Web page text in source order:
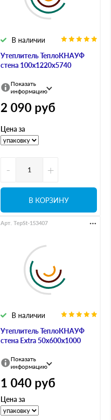
Утеплитель ТеплоКНАУФ
стена 100х1220х5740
В наличии
Показать
информацию
2 090 руб
Цена за
- +
В КОРЗИНУ
Утеплитель ТеплоКНАУФ
стена Extra 50х600х1000
В наличии
Арт. TepSt-153407
Показать
информацию
1 040 руб
Цена за